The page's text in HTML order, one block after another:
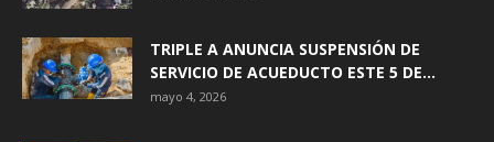
TRIPLE A ANUNCIA SUSPENSIÓN DE
SERVICIO DE ACUEDUCTO ESTE 5 DE...
mayo 4, 2026